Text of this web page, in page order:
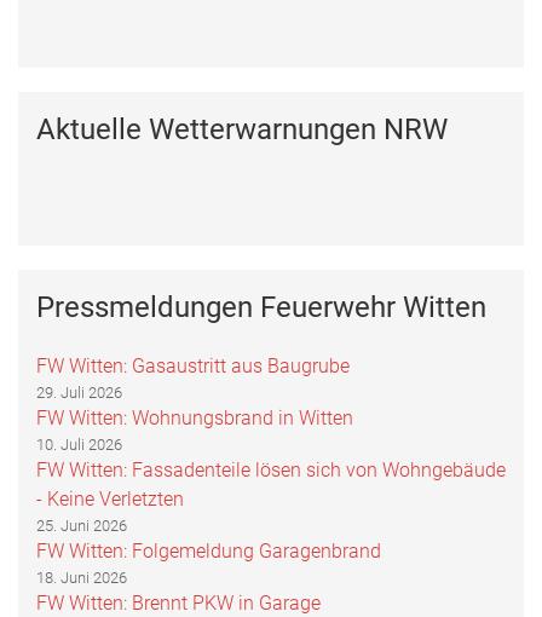
Aktuelle Wetterwarnungen NRW
Pressmeldungen Feuerwehr Witten
FW Witten: Gasaustritt aus Baugrube
29. Juli 2026
FW Witten: Wohnungsbrand in Witten
10. Juli 2026
FW Witten: Fassadenteile lösen sich von Wohngebäude
- Keine Verletzten
25. Juni 2026
FW Witten: Folgemeldung Garagenbrand
18. Juni 2026
FW Witten: Brennt PKW in Garage